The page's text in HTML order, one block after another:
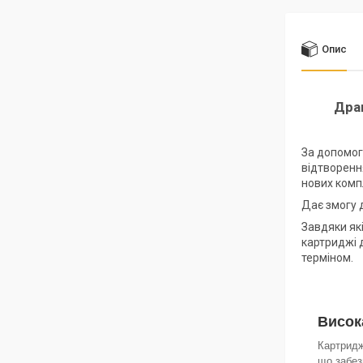
Опис
За
нових
Дає змогу
Завдяки
картриджі
терміном.